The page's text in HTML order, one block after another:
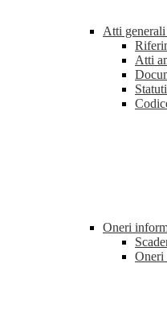
Atti generali
Atti
Oneri
Oneri